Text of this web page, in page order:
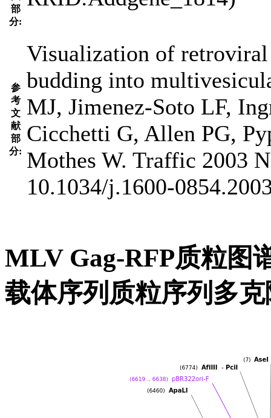
部
分:
参
考
文
献
部
分:
Visualization of
budding into
MJ, Jimenez-Soto LF,
Cicchetti G, Allen PG,
Mothes W. Traffic 2003
10.1034/j.1600-
MLV Gag-RFP质粒图
载体序列质粒序列多